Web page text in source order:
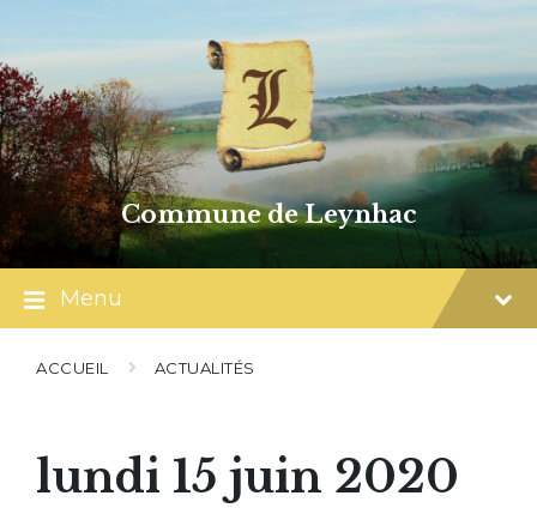
content
main
navigation
footer
Commune de Leynhac
Menu
ACCUEIL ACTUALITÉS
lundi 15 juin 2020